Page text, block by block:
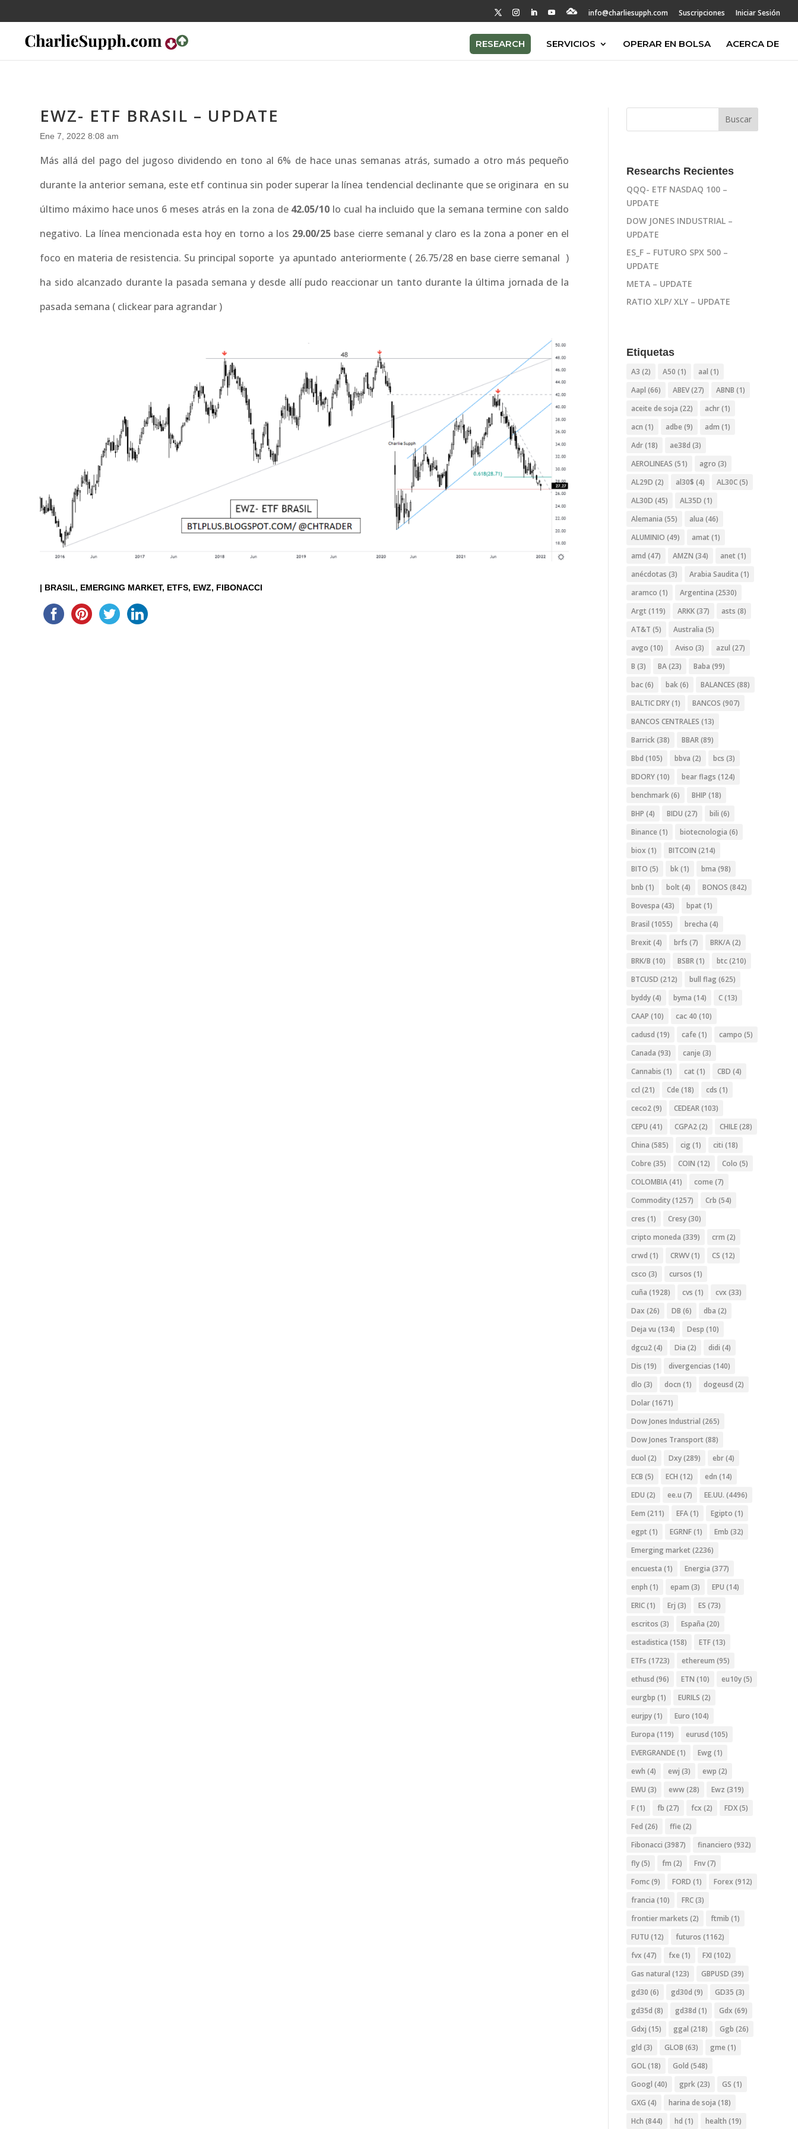
info@charliesupph.com Suscripciones Iniciar Sesión
RESEARCH SERVICIOS OPERAR EN BOLSA ACERCA DE
EWZ- ETF BRASIL – UPDATE
Ene 7, 2022 8:08 am
Más allá del pago del jugoso dividendo en tono al 6% de hace unas semanas atrás, sumado a otro más pequeño
durante la anterior semana, este etf continua sin poder superar la línea tendencial declinante que se originara en su
último máximo hace unos 6 meses atrás en la zona de 42.05/10 lo cual ha incluido que la semana termine con saldo
negativo. La línea mencionada esta hoy en torno a los 29.00/25 base cierre semanal y claro es la zona a poner en el
foco en materia de resistencia. Su principal soporte ya apuntado anteriormente ( 26.75/28 en base cierre semanal )
ha sido alcanzado durante la pasada semana y desde allí pudo reaccionar un tanto durante la última jornada de la
pasada semana ( clickear para agrandar )
| BRASIL EMERGING MARKET ETFS EWZ FIBONACCI
Researchs Recientes
QQQ- ETF NASDAQ 100 –
UPDATE
DOW JONES INDUSTRIAL –
UPDATE
ES_F – FUTURO SPX 500 –
UPDATE
META – UPDATE
RATIO XLP/ XLY – UPDATE
Etiquetas
A3 (2) A50 (1) aal (1)
Aapl (66) ABEV(27) ABNB (1)
aceite de soja (22) achr(1)
acn (1) adbe (9) adm (1)
Adr(18) ae38d (3)
AEROLINEAS (51) agro (3)
AL29D (2) al30$ (4) AL30C(5)
AL30D (45) AL35D (1)
Alemania (55) alua (46)
ALUMINIO (49) amat (1)
amd (47) AMZN (34) anet (1)
anécdotas (3) Arabia Saudita (1)
aramco (1) Argentina (2530)
Argt (119) ARKK(37) asts (8)
AT&T (5) Australia (5)
avgo (10) Aviso (3) azul (27)
B (3) BA(23) Baba (99)
bac(6) bak(6) BALANCES (88)
BALTIC DRY(1) BANCOS (907)
BANCOS CENTRALES (13)
Barrick(38) BBAR(89)
Bbd (105) bbva (2) bcs (3)
BDORY(10) bear flags (124)
benchmark(6) BHIP (18)
BHP (4) BIDU (27) bili (6)
Binance (1) biotecnologia (6)
biox (1) BITCOIN (214)
BITO (5) bk(1) bma (98)
bnb (1) bolt (4) BONOS (842)
Bovespa (43) bpat (1)
Brasil (1055) brecha (4)
Brexit (4) brfs (7) BRK/A(2)
BRK/B (10) BSBR(1) btc(210)
BTCUSD (212) bull flag (625)
byddy(4) byma (14) C(13)
CAAP (10) cac 40 (10)
cadusd (19) cafe (1) campo (5)
Canada (93) canje (3)
Cannabis (1) cat (1) CBD (4)
ccl (21) Cde (18) cds (1)
ceco2(9) CEDEAR(103)
CEPU (41) CGPA2(2) CHILE(28)
China (585) cig (1) citi (18)
Cobre (35) COIN (12) Colo (5)
COLOMBIA(41) come (7)
Commodity(1257) Crb (54)
cres (1) Cresy(30)
cripto moneda (339) crm (2)
crwd (1) CRWV(1) CS (12)
csco (3) cursos (1)
cuña (1928) cvs (1) cvx (33)
Dax (26) DB (6) dba (2)
Deja vu (134) Desp (10)
dgcu2(4) Dia (2) didi (4)
Dis (19) divergencias (140)
dlo (3) docn (1) dogeusd (2)
Dolar(1671)
Dow Jones Industrial (265)
Dow Jones Transport (88)
duol (2) Dxy(289) ebr(4)
ECB (5) ECH (12) edn (14)
EDU (2) ee.u (7) EE.UU. (4496)
Eem (211) EFA(1) Egipto (1)
egpt (1) EGRNF(1) Emb (32)
Emerging market (2236)
encuesta (1) Energia (377)
enph (1) epam (3) EPU (14)
ERIC(1) Erj (3) ES (73)
escritos (3) España (20)
estadistica (158) ETF(13)
ETFs (1723) ethereum (95)
ethusd (96) ETN (10) eu10y(5)
eurgbp (1) EURILS (2)
eurjpy(1) Euro (104)
Europa (119) eurusd (105)
EVERGRANDE(1) Ewg (1)
ewh (4) ewj (3) ewp (2)
EWU (3) eww(28) Ewz (319)
F(1) fb (27) fcx (2) FDX(5)
Fed (26) ffie (2)
Fibonacci (3987) financiero (932)
fly(5) fm (2) Fnv(7)
Fomc(9) FORD (1) Forex (912)
francia (10) FRC(3)
frontier markets (2) ftmib (1)
FUTU (12) futuros (1162)
fvx (47) fxe (1) FXI (102)
Gas natural (123) GBPUSD (39)
gd30 (6) gd30d (9) GD35 (3)
gd35d (8) gd38d (1) Gdx (69)
Gdxj (15) ggal (218) Ggb (26)
gld (3) GLOB (63) gme (1)
GOL(18) Gold (548)
Googl (40) gprk(23) GS (1)
GXG (4) harina de soja (18)
Hch (844) hd (1) health (19)